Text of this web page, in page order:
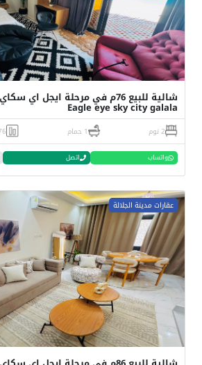
شالية للبيع 76م في مرحلة ايجل
Eagle eye sky city galala
2 نوم 1 حمام
واتساب اتصل
عقارات مدينة الجلالة